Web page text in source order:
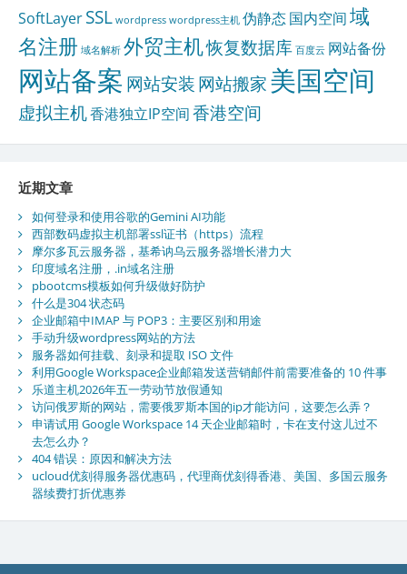
SoftLayerSSL wordpress wordpress主机 伪静态国内空间域
名注册 域名解析 外贸主机恢复数据库 百度云 网站备份
网站备案 网站安装网站搬家美国空间
虚拟主机香港独立IP空间香港空间
近期文章
如何登录和使用谷歌的Gemini AI功能
西部数码虚拟主机部署ssl证书（https）流程
摩尔多瓦云服务器，基希讷乌云服务器增长潜力大
印度域名注册，.in域名注册
pbootcms模板如何升级做好防护
什么是304 状态码
企业邮箱中IMAP 与 POP3：主要区别和用途
手动升级wordpress网站的方法
服务器如何挂载、刻录和提取 ISO 文件
利用Google Workspace企业邮箱发送营销邮件前需要准备的 10 件事
乐道主机2026年五一劳动节放假通知
访问俄罗斯的网站，需要俄罗斯本国的ip才能访问，这要怎么弄？
申请试用 Google Workspace 14 天企业邮箱时，卡在支付这儿过不
去怎么办？
404 错误：原因和解决方法
ucloud优刻得服务器优惠码，代理商优刻得香港、美国、多国云服务
器续费打折优惠券